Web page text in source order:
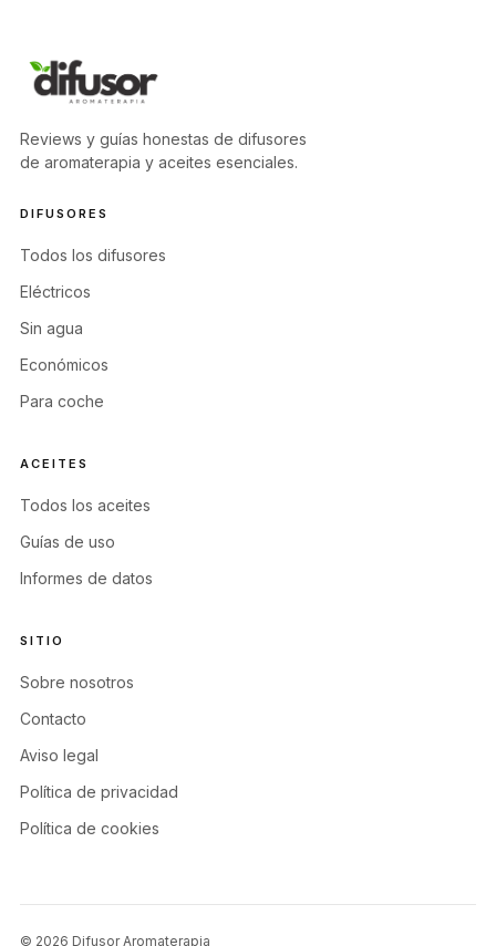
Reviews y guías honestas de difusores
de aromaterapia y aceites esenciales.
DIFUSORES
Todos los difusores
Eléctricos
Sin agua
Económicos
Para coche
ACEITES
Todos los aceites
Guías de uso
Informes de datos
SITIO
Sobre nosotros
Contacto
Aviso legal
Política de privacidad
Política de cookies
© 2026 Difusor Aromaterapia